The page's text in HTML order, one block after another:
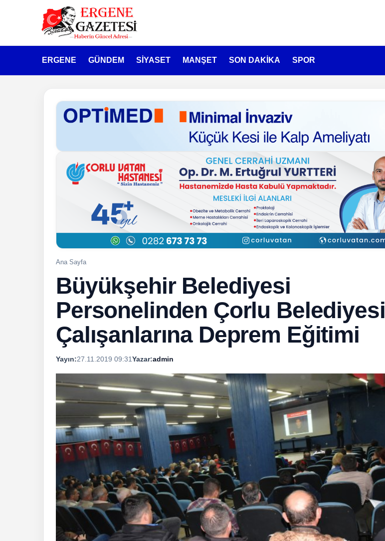
ERGENE GÜNDEM SİYASET MANŞET SON DAKİKA SPOR
Ana Sayfa
Büyükşehir Belediyesi
Personelinden Çorlu Belediyesi
Çalışanlarına Deprem Eğitimi
Yayın:27.11.2019 09:31Yazar:admin